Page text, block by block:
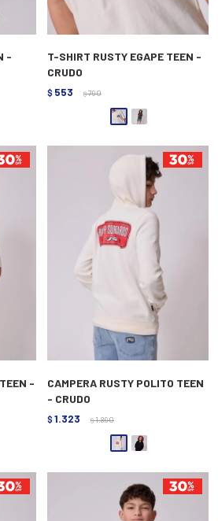
-
T-SHIRT RUSTY EGAPE TEEN -
CRUDO
$ 553 $ 790
-
CAMPERA RUSTY POLITO TEEN
- CRUDO
$ 1.323 $ 1.890